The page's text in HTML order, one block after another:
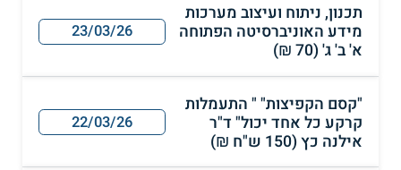
תכנון, ניתוח ועיצוב מערכות
מידע האוניברסיטה הפתוחה
א' ב' ג' (70 ₪)
23/03/26
"קסם הקפיצות" " התעמלות
קרקע כל אחד יכול" ד"ר
אילנה כץ (150 ש"ח ₪)
22/03/26